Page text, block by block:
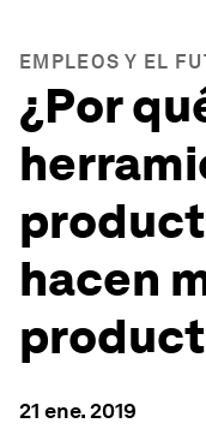
EMPLEOS Y EL
¿Por
hacen
21 ene. 2019